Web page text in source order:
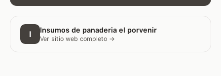
I Insumos de panaderia el porvenir
Ver sitio web completo →